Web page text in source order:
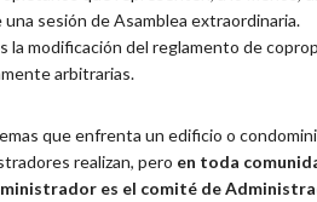
una sesión de Asamblea extraordinaria.
la modificación del reglamento de
arbitrarias.
que enfrenta un edificio o
realizan, pero en toda
es el comité de